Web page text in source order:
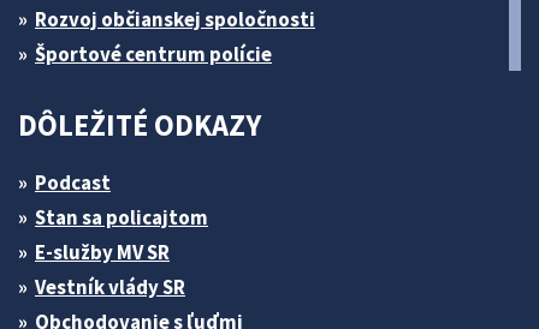
Rozvoj občianskej spoločnosti
Športové centrum polície
DÔLEŽITÉ ODKAZY
Podcast
Stan sa policajtom
E-služby MV SR
Vestník vlády SR
Obchodovanie s ľuďmi